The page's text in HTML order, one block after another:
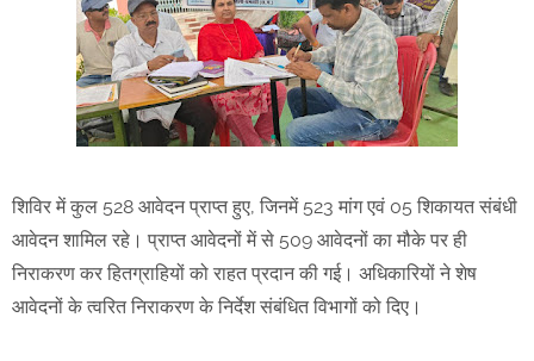
शिविर में कुल 528 आवेदन प्राप्त हुए, जिनमें 523 मांग एवं 05 शिकायत संबंधी
आवेदन शामिल रहे। प्राप्त आवेदनों में से 509 आवेदनों का मौके पर ही
निराकरण कर हितग्राहियों को राहत प्रदान की गई। अधिकारियों ने शेष
आवेदनों के त्वरित निराकरण के निर्देश संबंधित विभागों को दिए।